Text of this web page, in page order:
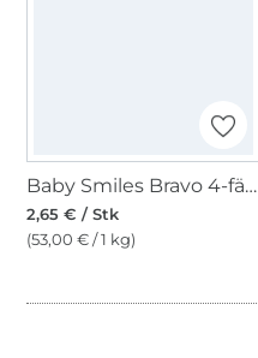
Baby Smiles Bravo 4-fädig, natur
2,65 € / Stk
(53,00 € / 1 kg)